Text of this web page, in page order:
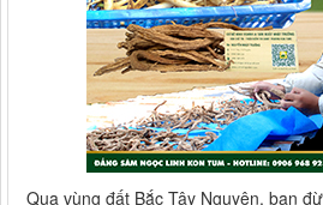
Qua vùng đất Bắc Tây Nguyên, bạn